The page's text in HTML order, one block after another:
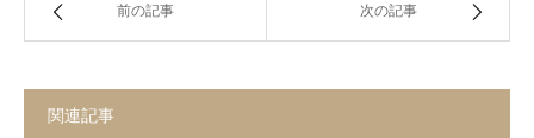
前の記事 次の記事
関連記事